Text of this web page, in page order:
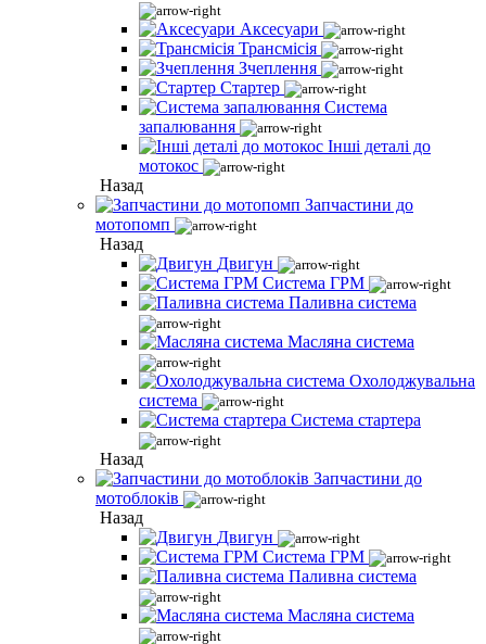
Аксесуари
Трансмісія
Зчеплення
Стартер
Система
запалювання
Інші деталі до
мотокос
Назад
Запчастини до
мотопомп
Назад
Двигун
Система ГРМ
Паливна система
Масляна система
Охолоджувальна
система
Система стартера
Назад
Запчастини до
мотоблоків
Назад
Двигун
Система ГРМ
Паливна система
Масляна система